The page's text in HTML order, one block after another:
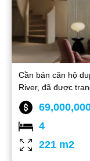
Cần bán căn hộ
River, đã được
4
221 m2